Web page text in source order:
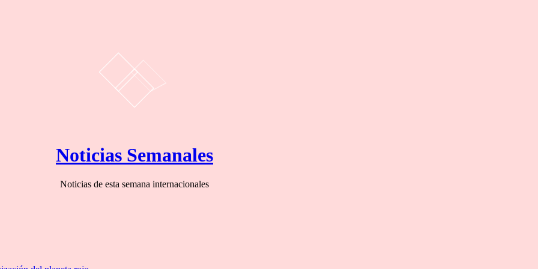
Noticias Semanales
Noticias de esta semana internacionales